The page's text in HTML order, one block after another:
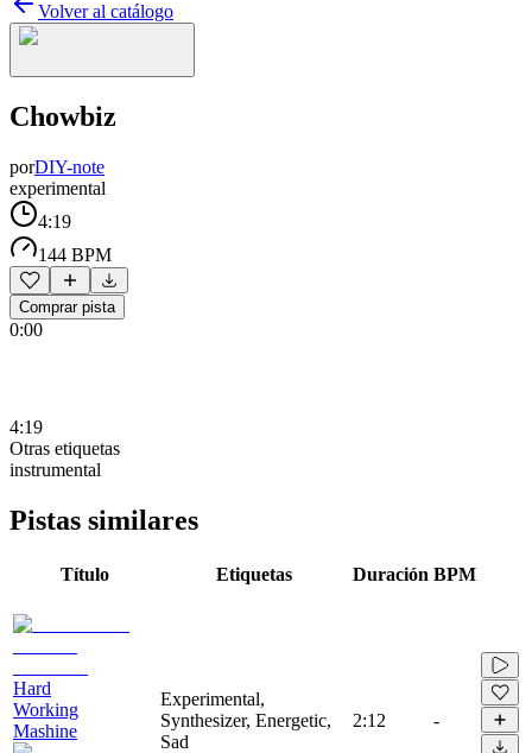
Volver al catálogo
Chowbiz
porDIY-note
experimental
4:19
144 BPM
Comprar pista
0:00
4:19
Otras etiquetas
instrumental
Pistas similares
Título Etiquetas Duración BPM
Hard
Working
Mashine
Experimental,
Synthesizer, Energetic,
Sad
2:12 -